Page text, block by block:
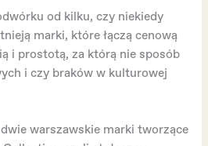
od kilku, czy niekiedy
marki, które łączą cenową
i prostotą, za którą nie sposób
i czy braków w kulturowej
warszawskie marki tworzące